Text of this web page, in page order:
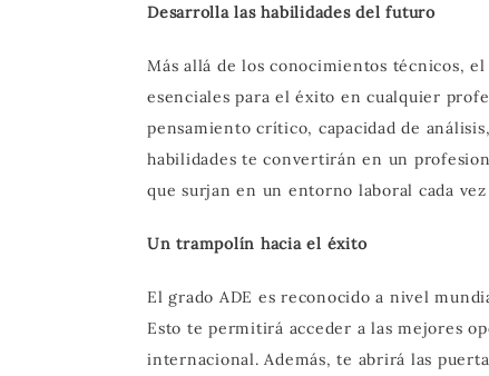
Desarrolla las habilidades del futuro
Más allá de los conocimientos técnicos,
esenciales para el éxito en cualquier
pensamiento crítico, capacidad de
habilidades te convertirán en un
que surjan en un entorno laboral cada
Un trampolín hacia el éxito
El grado ADE es reconocido a nivel
Esto te permitirá acceder a las mejores
internacional. Además, te abrirá las